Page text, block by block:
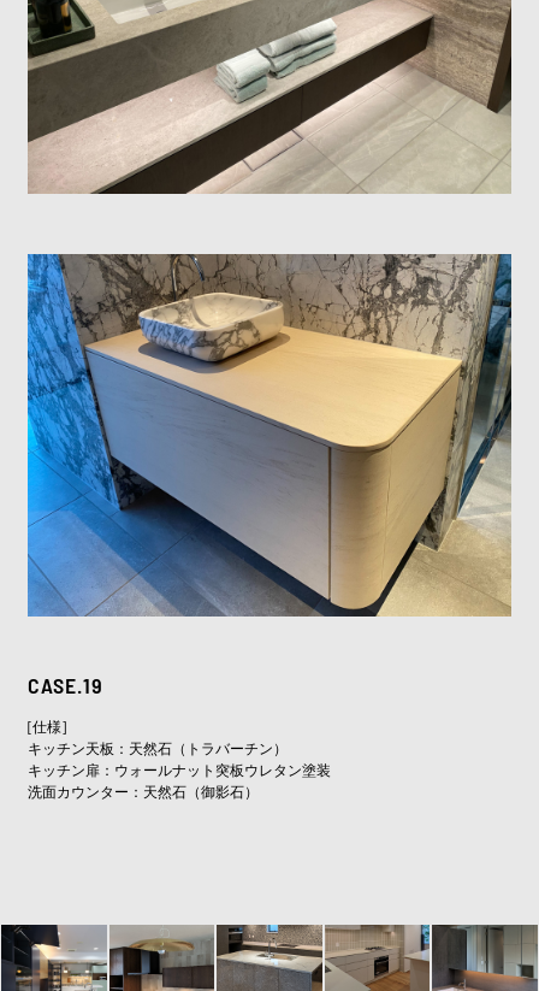
CASE.19
[仕様]
キッチン天板：天然石（トラバーチン）
キッチン扉：ウォールナット突板ウレタン塗装
洗面カウンター：天然石（御影石）